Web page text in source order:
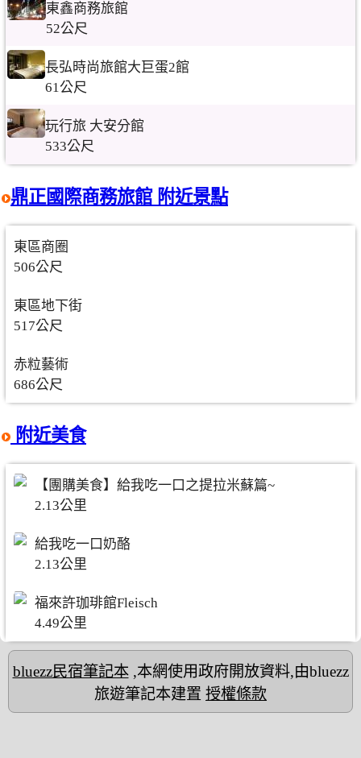
東鑫商務旅館
52公尺
長弘時尚旅館大巨蛋2館
61公尺
玩行旅 大安分館
533公尺
鼎正國際商務旅館 附近景點
東區商圈
506公尺
東區地下街
517公尺
赤粒藝術
686公尺
附近美食
【團購美食】給我吃一口之提拉米蘇篇~
2.13公里
給我吃一口奶酪
2.13公里
福來許珈琲館Fleisch
4.49公里
bluezz民宿筆記本,本網使用政府開放資料,由bluezz
旅遊筆記本建置 授權條款